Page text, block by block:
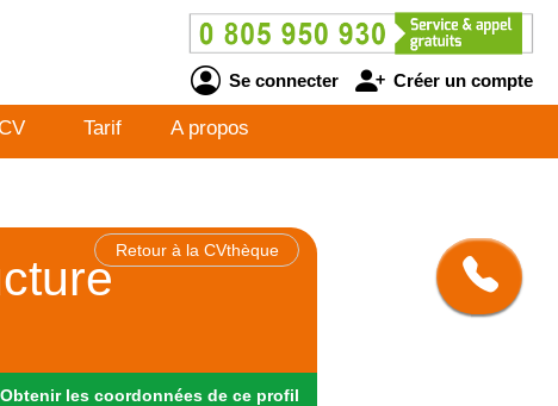
Se connecter Créer un compte
Tarif A propos
Retour à la CVthèque
Obtenir les coordonnées de ce profil